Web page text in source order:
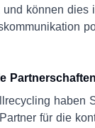
und können dies
Partnerschaften
haben
für die